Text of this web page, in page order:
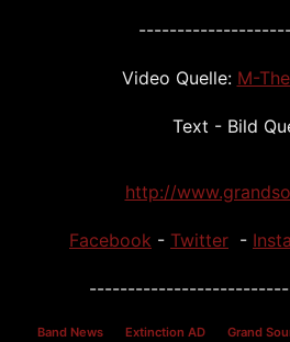
Video Quelle: M-
Text - Bild
http://
Facebook - Twitter -
Band News Extinction AD Grand